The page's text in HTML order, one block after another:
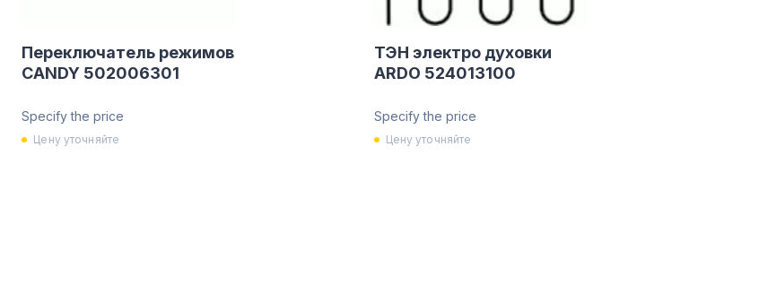
Переключатель режимов
CANDY 502006301
Specify the price
Цену уточняйте
ТЭН электро духовки
ARDO 524013100
Specify the price
Цену уточняйте